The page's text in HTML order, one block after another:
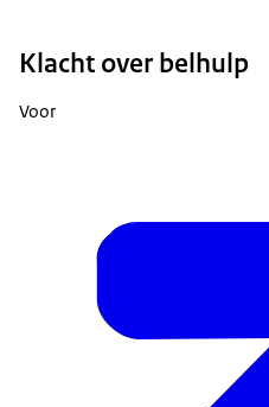
Klacht over belhulp
Voor